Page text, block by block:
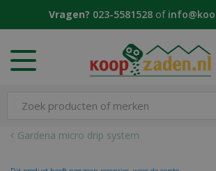
Gardena micro drip system
Vragen? 023-5581528 of